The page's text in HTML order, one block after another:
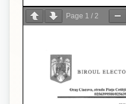
Page 1 /2